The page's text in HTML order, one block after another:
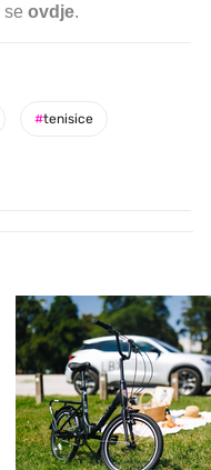
se ovdje.
#tenisice